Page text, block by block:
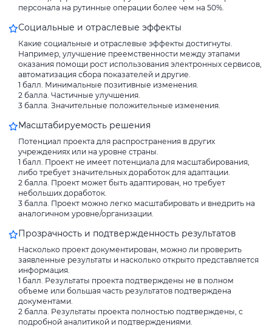
персонала на рутинные операции более чем на 50%.
Социальные и отраслевые эффекты
Какие социальные и отраслевые эффекты достигнуты.
Например, улучшение преемственности между этапами
оказания помощи рост использования электронных сервисов,
автоматизация сбора показателей и другие.
1 балл. Минимальные позитивные изменения.
2 балла. Частичные улучшения.
3 балла. Значительные положительные изменения.
Масштабируемость решения
Потенциал проекта для распространения в других
учреждениях или на уровне страны.
1 балл. Проект не имеет потенциала для масштабирования,
либо требует значительных доработок для адаптации.
2 балла. Проект может быть адаптирован, но требует
небольших доработок.
3 балла. Проект можно легко масштабировать и внедрить на
аналогичном уровне/организации.
Прозрачность и подтвержденность результатов
Насколько проект документирован, можно ли проверить
заявленные результаты и насколько открыто представляется
информация.
1 балл. Результаты проекта подтверждены не в полном
объеме или большая часть результатов подтверждена
документами.
2 балла. Результаты проекта полностью подтверждены, с
подробной аналитикой и подтверждениями.